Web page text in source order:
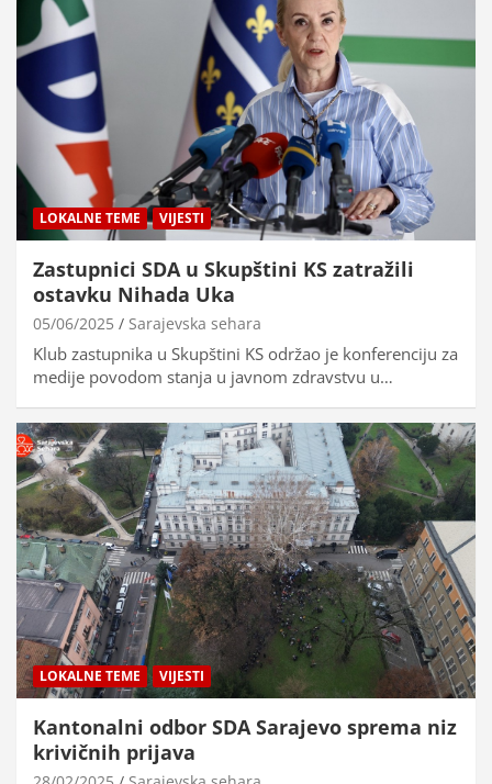
LOKALNE TEME VIJESTI
Zastupnici SDA u Skupštini KS zatražili
ostavku Nihada Uka
05/06/2025 Sarajevska sehara
Klub zastupnika u Skupštini KS održao je konferenciju za
medije povodom stanja u javnom zdravstvu u…
LOKALNE TEME VIJESTI
Kantonalni odbor SDA Sarajevo sprema niz
krivičnih prijava